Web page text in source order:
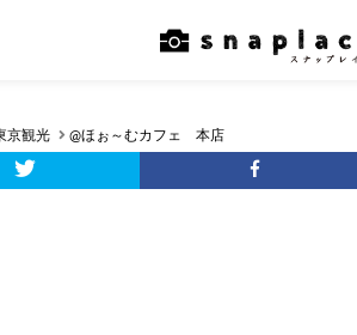
京観光 @ほぉ～むカフェ 本店